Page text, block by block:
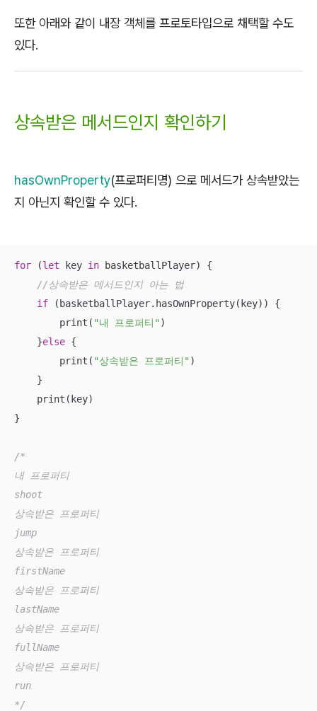
또한 아래와 같이 내장 객체를 프로토타입으로 채택할 수도
있다.
상속받은 메서드인지 확인하기
hasOwnProperty(프로퍼티명) 으로 메서드가 상속받았는
지 아닌지 확인할 수 있다.
for (let key in basketballPlayer) {
//상속받은 메서드인지 아는 법
if (basketballPlayer.hasOwnProperty(key)) {
        print(
"내 프로퍼티" )
    }
else {
        print(
"상속받은 프로퍼티" )
    }
    print(key)
}
/*
내 프로퍼티
shoot
상속받은 프로퍼티
jump
상속받은 프로퍼티
firstName
상속받은 프로퍼티
lastName
상속받은 프로퍼티
fullName
상속받은 프로퍼티
run
*/